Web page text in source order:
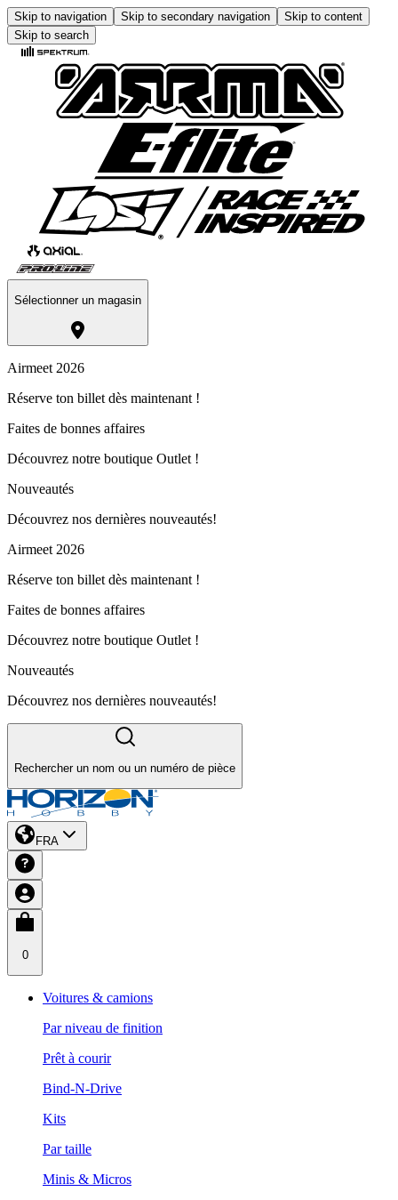
Skip to navigation Skip to secondary navigation
Skip to content
Skip to search
Sélectionner un magasin
Airmeet 2026
Réserve ton billet dès maintenant !
Faites de bonnes affaires
Découvrez notre boutique Outlet !
Nouveautés
Découvrez nos dernières nouveautés!
Airmeet 2026
Réserve ton billet dès maintenant !
Faites de bonnes affaires
Découvrez notre boutique Outlet !
Nouveautés
Découvrez nos dernières nouveautés!
Rechercher un nom ou un numéro de pièce
FRA
0
Voitures & camions
Par niveau de finition
Prêt à courir
Bind-N-Drive
Kits
Par taille
Minis & Micros